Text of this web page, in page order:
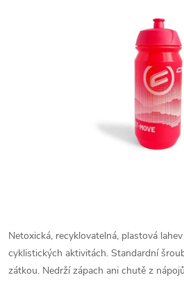
Netoxická, recyklovatelná, plastová
cyklistických aktivitách. Standardní
zátkou. Nedrží zápach ani chutě z